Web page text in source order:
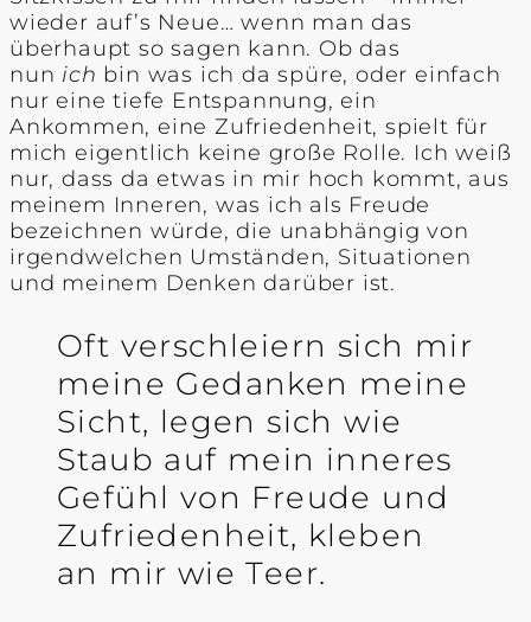
wieder auf’s Neue… wenn man das
überhaupt so sagen kann. Ob das
nun ich bin was ich da spüre, oder einfach
nur eine tiefe Entspannung, ein
Ankommen, eine Zufriedenheit, spielt für
mich eigentlich keine große Rolle. Ich weiß
nur, dass da etwas in mir hoch kommt, aus
meinem Inneren, was ich als Freude
bezeichnen würde, die unabhängig von
irgendwelchen Umständen, Situationen
und meinem Denken darüber ist.
Oft verschleiern sich mir
meine Gedanken meine
Sicht, legen sich wie
Staub auf mein inneres
Gefühl von Freude und
Zufriedenheit, kleben
an mir wie Teer.